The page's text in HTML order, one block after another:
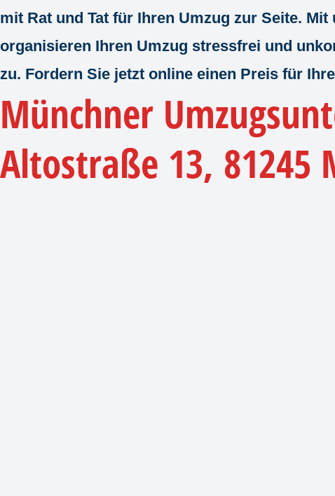
mit Rat und Tat für Ihren Umzug zur Seite.
organisieren Ihren Umzug stressfrei und
zu. Fordern Sie jetzt online einen Preis für
Münchner
Altostraße 13, 81245